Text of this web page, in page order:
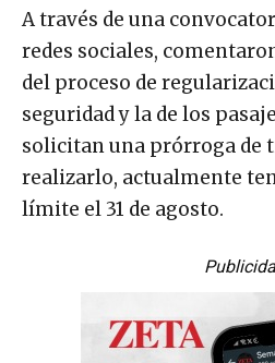
A través de una
redes sociales,
del proceso de
seguridad y la de los
solicitan una prórroga de
realizarlo, actualmente
límite el 31 de agosto.